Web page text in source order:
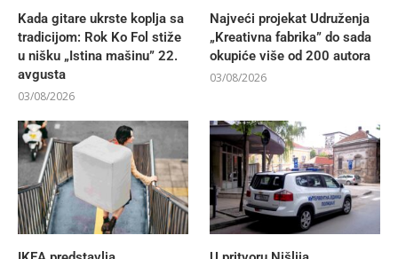
Kada gitare ukrste koplja sa
tradicijom: Rok Ko Fol stiže
u nišku „Istina mašinu” 22.
avgusta
03/08/2026
Najveći projekat Udruženja
„Kreativna fabrika” do sada
okupiće više od 200 autora
03/08/2026